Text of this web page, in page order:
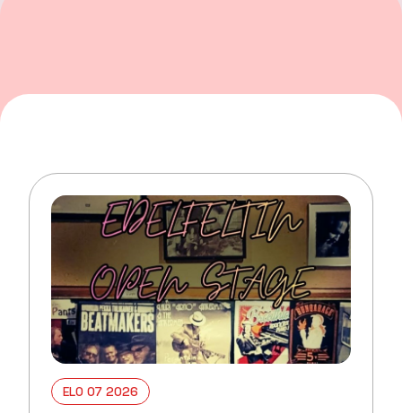
ELO 07 2026